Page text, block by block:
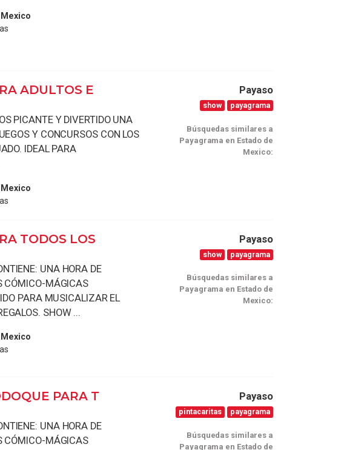
ADULTOS E
PICANTE Y DIVERTIDO UNA
Y CONCURSOS CON LOS
IDEAL PARA
Payaso
show payagrama
Búsquedas similares a
Payagrama en Estado de
Mexico:
TODOS LOS
UNA HORA DE
CÓMICO-MÁGICAS
PARA MUSICALIZAR EL
SHOW ...
Payaso
show payagrama
Búsquedas similares a
Payagrama en Estado de
Mexico:
PARA T
UNA HORA DE
CÓMICO-MÁGICAS
Payaso
pintacaritas payagrama
Búsquedas similares a
Payagrama en Estado de